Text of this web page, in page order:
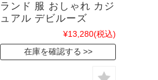
ランド 服 おしゃれ カジ
ュアル デビルーズ
¥13,280(税込)
在庫を確認する